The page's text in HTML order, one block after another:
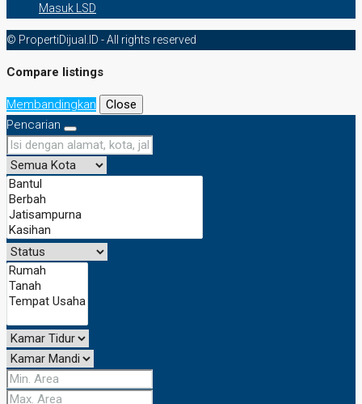
Masuk LSD
© PropertiDijual.ID - All rights reserved
Compare listings
Membandingkan
Close
Pencarian